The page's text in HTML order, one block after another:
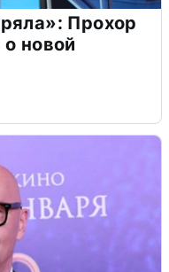
Прохор
новой